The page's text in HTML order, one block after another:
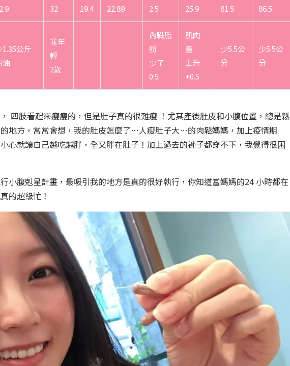
32 19.4 22.89 2.5 25.9 81.5 86.5
1.35公斤
油
我年
輕
2歲
內臟脂
肪
少了
0.5
肌肉
量
上升
+0.5
少5.5公
分
少5.5公
分
四肢看起來瘦瘦的，但是肚子真的很難瘦 ！尤其產後肚皮和小腹位置，總是鬆
地方，常常會想，我的肚皮怎麼了…人瘦肚子大…的肉鬆媽媽，加上疫情期
心就讓自己越吃越胖，全又胖在肚子！加上過去的褲子都穿不下，我覺得很困
小腹剋星計畫，最吸引我的地方是真的很好執行，你知道當媽媽的24 小時都在
的超級忙！